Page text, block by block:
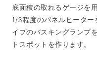
底面積の取れるゲージを
1/3程度のパネルヒーター
イプのバスキングランプ
トスポットを作ります。